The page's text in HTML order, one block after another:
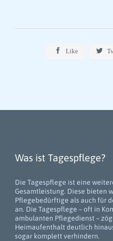
 Like 
Was ist Tagespflege?
Die Tagespflege ist eine
Gesamtleistung. Diese bieten
Pflegebedürftige als auch für
an. Die Tagespflege – oft in
ambulanten Pflegedienst –
Heimaufenthalt deutlich
sogar komplett verhindern.